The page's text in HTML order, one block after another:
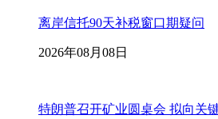
离岸信托90天补税窗口期疑问
2026年08月08日
特朗普召开矿业圆桌会 拟向关